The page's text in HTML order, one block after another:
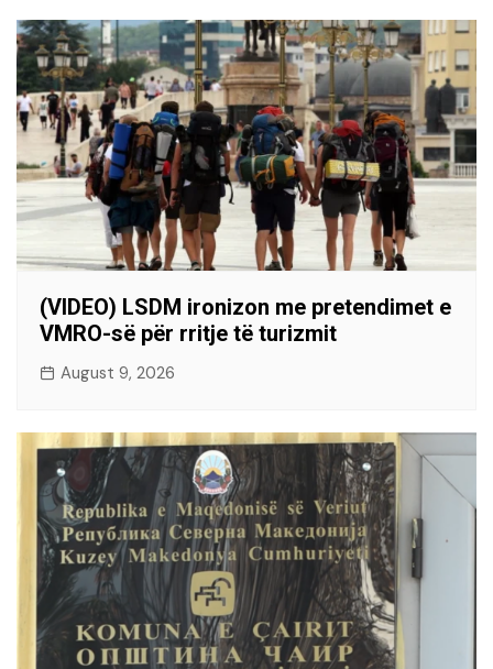
(VIDEO) LSDM ironizon me pretendimet e
VMRO-së për rritje të turizmit
August 9, 2026